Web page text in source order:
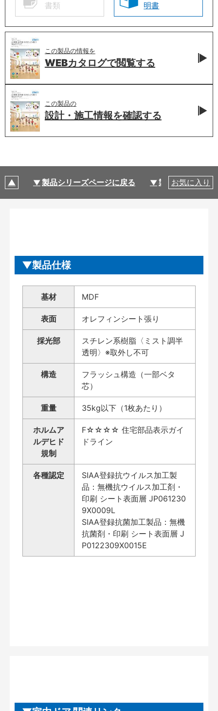
書類
明書
この製品の情報を
WEBカタログで閲覧する
この製品の
設計・施工情報を確認する
製品シリーズページに戻る 製品仕様
お気に入り
製品仕様
基材 MDF
表面 オレフィンシート張り
採光部
スチレン系樹脂〈ミスト調半
透明〉※取外し不可
構造
フラッシュ構造（一部ベタ
芯）
重量 35kg以下（1枚あたり）
ホルムア
ルデヒド
規制
F☆☆☆☆ 住宅部品表示ガイ
ドライン
各種認定
SIAA登録抗ウイルス加工製
品：無機抗ウイルス加工剤・
印刷 シート表面層 JP061230
9X0009L
SIAA登録抗菌加工製品：無機
抗菌剤・印刷 シート表面層 J
P0122309X0015E